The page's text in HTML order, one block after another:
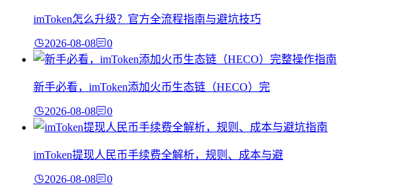
imToken怎么升级？官方全流程指南与避坑技巧
2026-08-08 0
新手必看，imToken添加火币生态链（HECO）完
2026-08-08 0
imToken提现人民币手续费全解析，规则、成本与避
2026-08-08 0